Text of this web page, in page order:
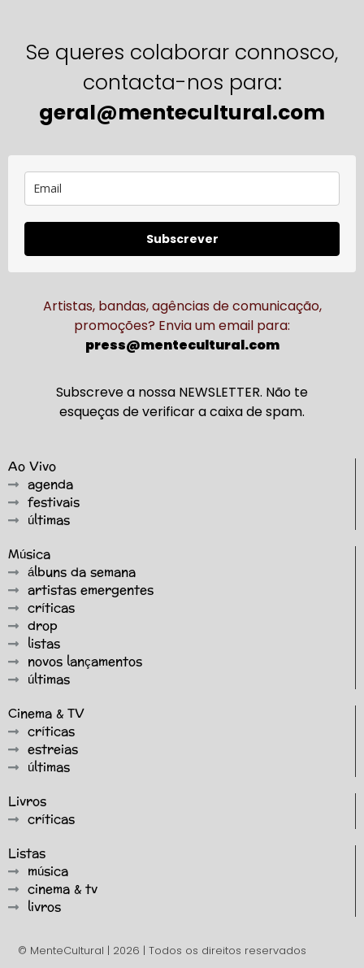
Se queres colaborar connosco,
contacta-nos para:
geral@mentecultural.com
Subscrever
Artistas, bandas, agências de comunicação,
promoções? Envia um email para:
press@mentecultural.com
Subscreve a nossa NEWSLETTER. Não te
esqueças de verificar a caixa de spam.
Ao Vivo
agenda
festivais
últimas
Música
álbuns da semana
artistas emergentes
críticas
drop
listas
novos lançamentos
últimas
Cinema & TV
críticas
estreias
últimas
Livros
críticas
Listas
música
cinema & tv
livros
© MenteCultural | 2026 | Todos os direitos reservados